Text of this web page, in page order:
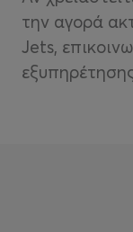
την αγορά
Jets,